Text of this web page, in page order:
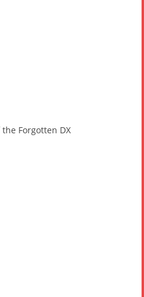
the Forgotten DX